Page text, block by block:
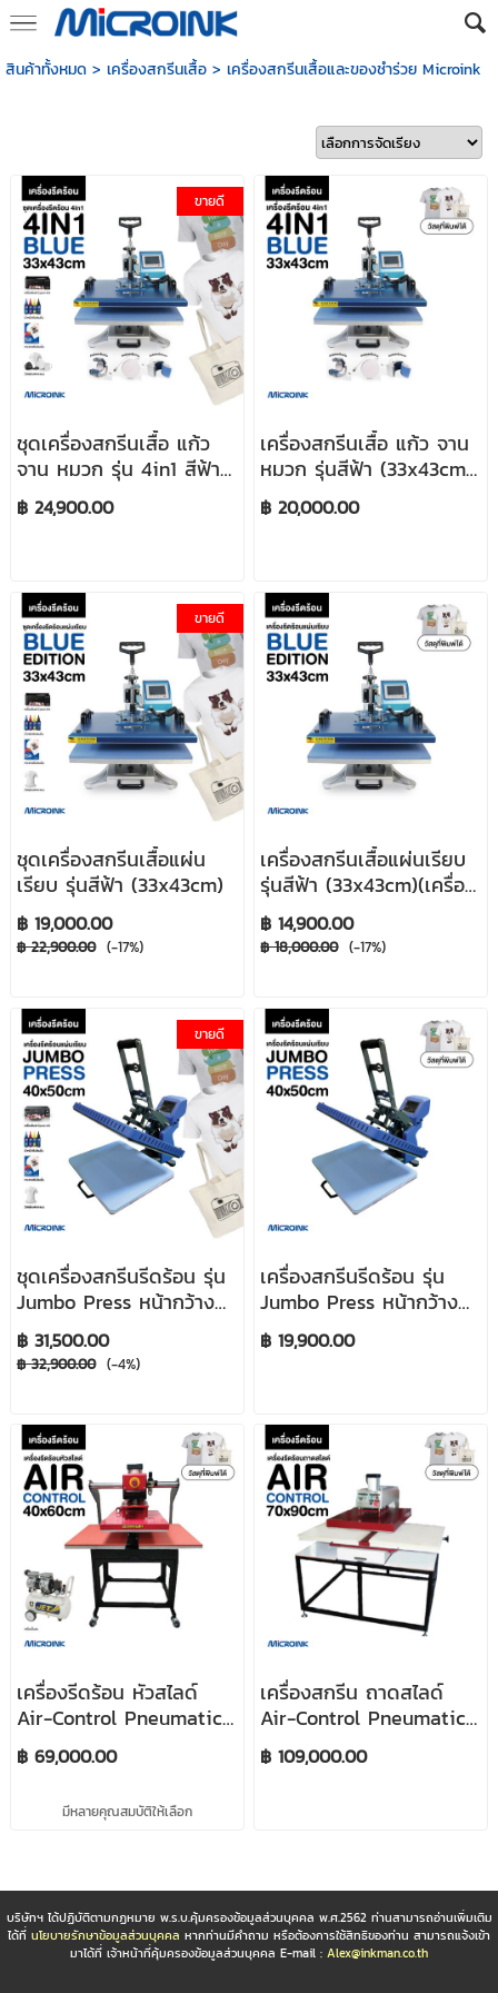
สินค้าทั้งหมด> เครื่องสกรีนเสื้อ> เครื่องสกรีนเสื้อและของชำร่วย Microink
ขายดี
ชุดเครื่องสกรีนเสื้อ แก้ว
จาน หมวก รุ่น 4in1 สีฟ้า
(33x43)
฿ 24,900.00
เครื่องสกรีนเสื้อ แก้ว จาน
หมวก รุ่นสีฟ้า (33x43cm)
(เครื่องเปล่าไม่รวมของ
แถม)
฿ 20,000.00
ขายดี
ชุดเครื่องสกรีนเสื้อแผ่น
เรียบ รุ่นสีฟ้า (33x43cm)
฿ 19,000.00
฿ 22,900.00 (-17%)
เครื่องสกรีนเสื้อแผ่นเรียบ
รุ่นสีฟ้า (33x43cm)(เครื่อง
เปล่าไม่รวมของแถม)
฿ 14,900.00
฿ 18,000.00 (-17%)
ขายดี
ชุดเครื่องสกรีนรีดร้อน รุ่น
Jumbo Press หน้ากว้าง
40x50 cm พร้อมเครื่อง
ปริ้น A3
฿ 31,500.00
฿ 32,900.00 (-4%)
เครื่องสกรีนรีดร้อน รุ่น
Jumbo Press หน้ากว้าง
40x50 cm (เครื่องเปล่า
ไม่รวมของแถม)
฿ 19,900.00
เครื่องรีดร้อน หัวสไลด์
Air-Control Pneumatic
ขนาด A2 40x60cm
฿ 69,000.00
มีหลายคุณสมบัติให้เลือก
เครื่องสกรีน ถาดสไลด์
Air-Control Pneumatic
ขนาด 70x90cm
฿ 109,000.00
บริษัทฯ ได้ปฏิบัติตามกฏหมาย พ.ร.บ.คุ้มครองข้อมูลส่วนบุคคล พ.ศ.2562 ท่านสามารถอ่านเพิ่มเติม
ได้ที่ นโยบายรักษาข้อมูลส่วนบุคคล หากท่านมีคำถาม หรือต้องการใช้สิทธิของท่าน สามารถแจ้งเข้า
มาได้ที่ เจ้าหน้าที่คุ้มครองข้อมูลส่วนบุคคล E-mail : Alex@inkman.co.th